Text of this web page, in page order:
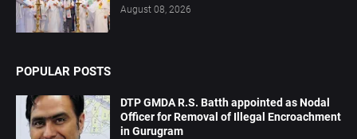
August 08, 2026
POPULAR POSTS
DTP GMDA R.S. Batth appointed as Nodal
Officer for Removal of Illegal Encroachment
in Gurugram